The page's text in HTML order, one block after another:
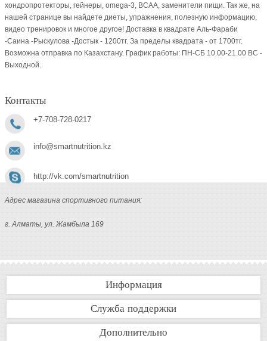
хондропротекторы, гейнеры, omega-3, BCAA, заменители пищи. Так же, на
нашей странице вы найдете диеты, упражнения, полезную информацию,
видео тренировок и многое другое! Доставка в квадрате Аль-Фараби
-Саина -Рыскулова -Достык - 1200тг. За пределы квадрата - от 1700тг.
Возможна отправка по Казахстану. График работы: ПН-СБ 10.00-21.00 ВC -
Выходной.
Контакты
+7-708-728-0217
info@smartnutrition.kz
http://vk.com/smartnutrition
Адрес магазина спортивного питания:
г. Алматы, ул. Жамбыла 169
Информация
Служба поддержки
Дополнительно